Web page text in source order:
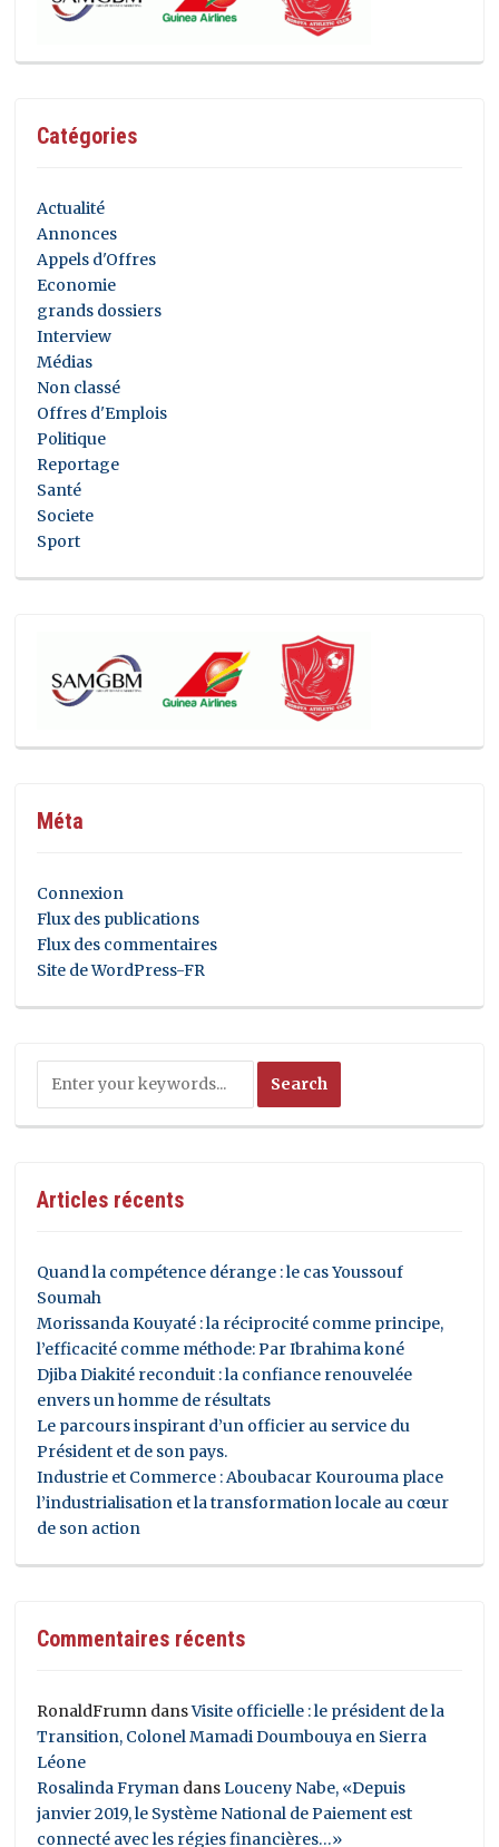
Catégories
Actualité
Annonces
Appels d'Offres
Economie
grands dossiers
Interview
Médias
Non classé
Offres d'Emplois
Politique
Reportage
Santé
Societe
Sport
Méta
Connexion
Flux des publications
Flux des commentaires
Site de WordPress-FR
Articles récents
Quand la compétence dérange : le cas Youssouf
Soumah
Morissanda Kouyaté : la réciprocité comme principe,
l’efficacité comme méthode: Par Ibrahima koné
Djiba Diakité reconduit : la confiance renouvelée
envers un homme de résultats
Le parcours inspirant d’un officier au service du
Président et de son pays.
Industrie et Commerce : Aboubacar Kourouma place
l’industrialisation et la transformation locale au cœur
de son action
Commentaires récents
RonaldFrumn dansVisite officielle : le président de la
Transition, Colonel Mamadi Doumbouya en Sierra
Léone
Rosalinda Fryman dansLouceny Nabe, «Depuis
janvier 2019, le Système National de Paiement est
connecté avec les régies financières…»